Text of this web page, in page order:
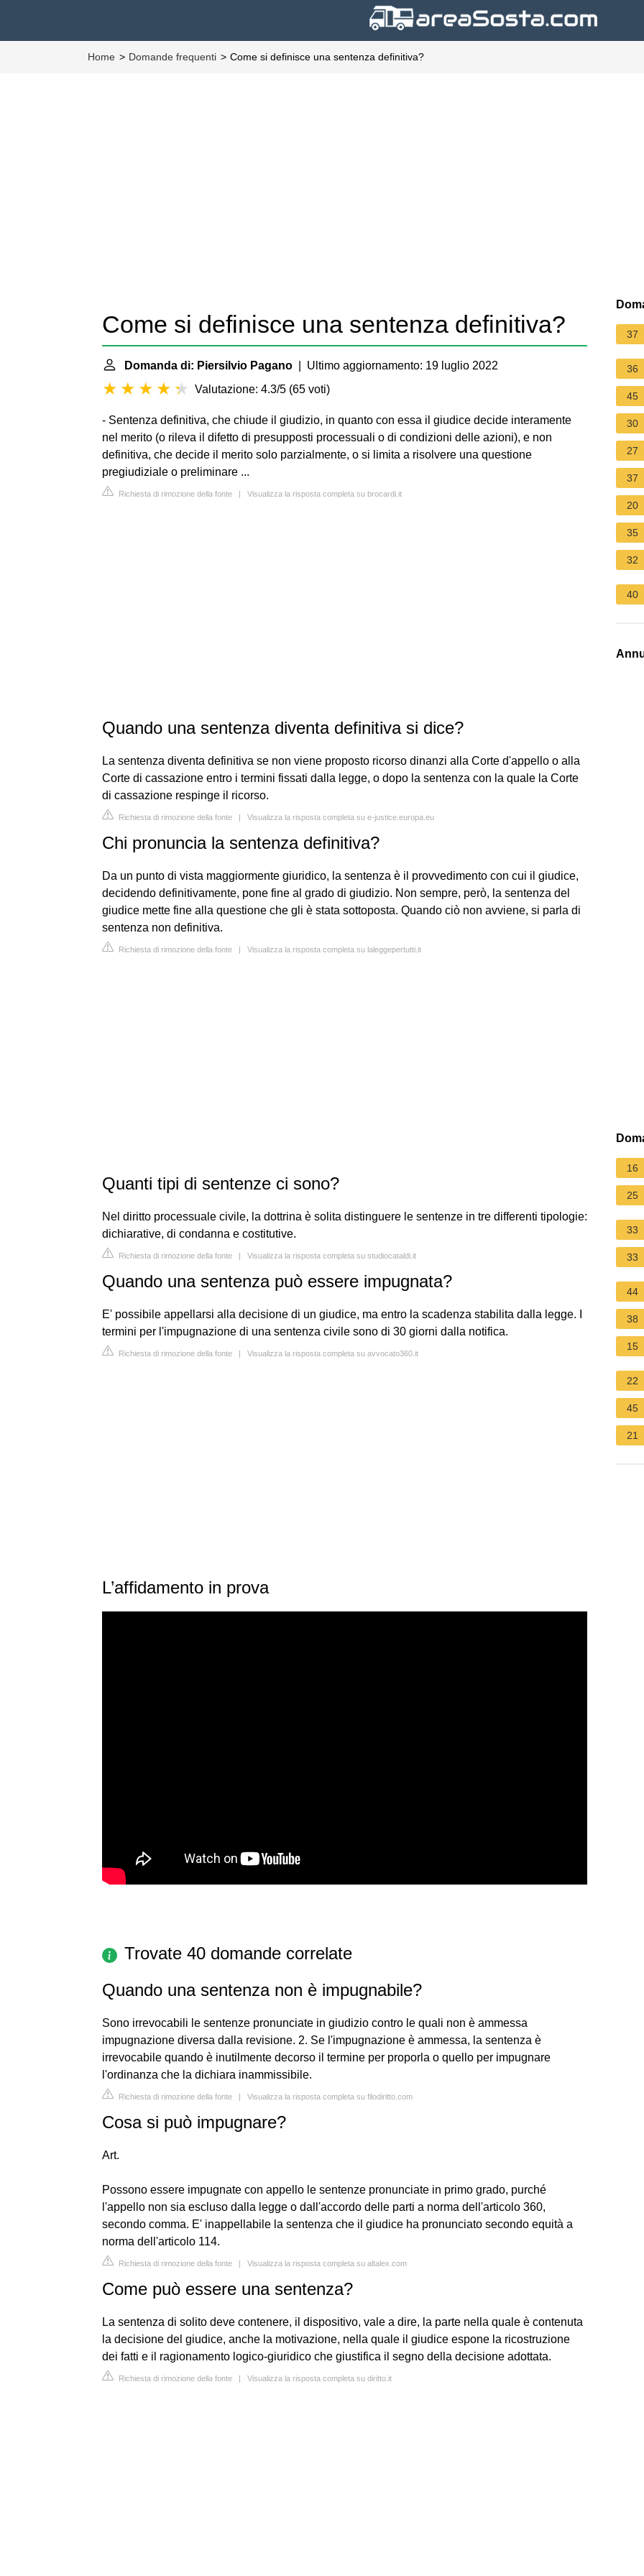
Home Domande frequenti Come si definisce una sentenza definitiva?
Come si definisce una sentenza definitiva?
Domanda di: Piersilvio Pagano | Ultimo aggiornamento: 19 luglio 2022
Valutazione: 4.3/5 (65 voti)
- Sentenza definitiva, che chiude il giudizio, in quanto con essa il giudice decide interamente
nel merito (o rileva il difetto di presupposti processuali o di condizioni delle azioni), e non
definitiva, che decide il merito solo parzialmente, o si limita a risolvere una questione
pregiudiziale o preliminare ...
Richiesta di rimozione della fonte | Visualizza la risposta completa su brocardi.it
Quando una sentenza diventa definitiva si dice?
La sentenza diventa definitiva se non viene proposto ricorso dinanzi alla Corte d'appello o alla
Corte di cassazione entro i termini fissati dalla legge, o dopo la sentenza con la quale la Corte
di cassazione respinge il ricorso.
Richiesta di rimozione della fonte | Visualizza la risposta completa su e-justice.europa.eu
Chi pronuncia la sentenza definitiva?
Da un punto di vista maggiormente giuridico, la sentenza è il provvedimento con cui il giudice,
decidendo definitivamente, pone fine al grado di giudizio. Non sempre, però, la sentenza del
giudice mette fine alla questione che gli è stata sottoposta. Quando ciò non avviene, si parla di
sentenza non definitiva.
Richiesta di rimozione della fonte | Visualizza la risposta completa su laleggepertutti.it
Quanti tipi di sentenze ci sono?
Nel diritto processuale civile, la dottrina è solita distinguere le sentenze in tre differenti tipologie:
dichiarative, di condanna e costitutive.
Richiesta di rimozione della fonte | Visualizza la risposta completa su studiocataldi.it
Quando una sentenza può essere impugnata?
E' possibile appellarsi alla decisione di un giudice, ma entro la scadenza stabilita dalla legge. I
termini per l'impugnazione di una sentenza civile sono di 30 giorni dalla notifica.
Richiesta di rimozione della fonte | Visualizza la risposta completa su avvocato360.it
L’affidamento in prova
Trovate 40 domande correlate
Quando una sentenza non è impugnabile?
Sono irrevocabili le sentenze pronunciate in giudizio contro le quali non è ammessa
impugnazione diversa dalla revisione. 2. Se l'impugnazione è ammessa, la sentenza è
irrevocabile quando è inutilmente decorso il termine per proporla o quello per impugnare
l'ordinanza che la dichiara inammissibile.
Richiesta di rimozione della fonte | Visualizza la risposta completa su filodiritto.com
Cosa si può impugnare?
Art.
Possono essere impugnate con appello le sentenze pronunciate in primo grado, purché
l'appello non sia escluso dalla legge o dall'accordo delle parti a norma dell'articolo 360,
secondo comma. E' inappellabile la sentenza che il giudice ha pronunciato secondo equità a
norma dell'articolo 114.
Richiesta di rimozione della fonte | Visualizza la risposta completa su altalex.com
Come può essere una sentenza?
La sentenza di solito deve contenere, il dispositivo, vale a dire, la parte nella quale è contenuta
la decisione del giudice, anche la motivazione, nella quale il giudice espone la ricostruzione
dei fatti e il ragionamento logico-giuridico che giustifica il segno della decisione adottata.
Richiesta di rimozione della fonte | Visualizza la risposta completa su diritto.it
37
36
45
30
27
37
20
35
32
40
16
25
33
33
44
38
15
22
45
21